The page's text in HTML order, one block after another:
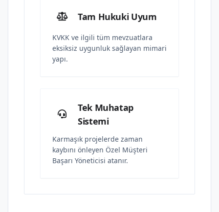
Tam Hukuki Uyum
KVKK ve ilgili tüm mevzuatlara
eksiksiz uygunluk sağlayan mimari
yapı.
Tek Muhatap
Sistemi
Karmaşık projelerde zaman
kaybını önleyen Özel Müşteri
Başarı Yöneticisi atanır.